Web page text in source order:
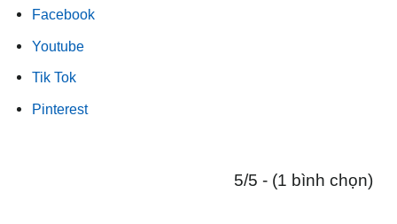
Facebook
Youtube
Tik Tok
Pinterest
5/5 - (1 bình chọn)